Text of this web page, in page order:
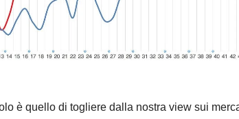
è quello di togliere dalla nostra view sui